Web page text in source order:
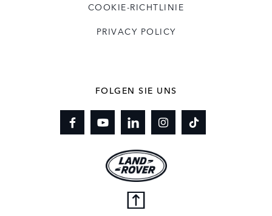
COOKIE-RICHTLINIE
PRIVACY POLICY
FOLGEN SIE UNS